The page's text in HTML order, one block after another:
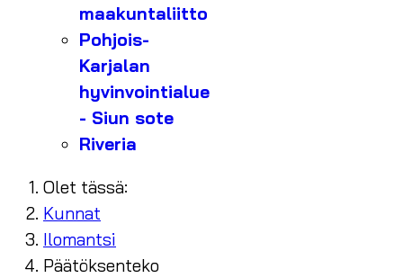
maakuntaliitto
Pohjois-
Karjalan
hyvinvointialue
- Siun sote
Riveria
Olet tässä:
Kunnat
Ilomantsi
Päätöksenteko